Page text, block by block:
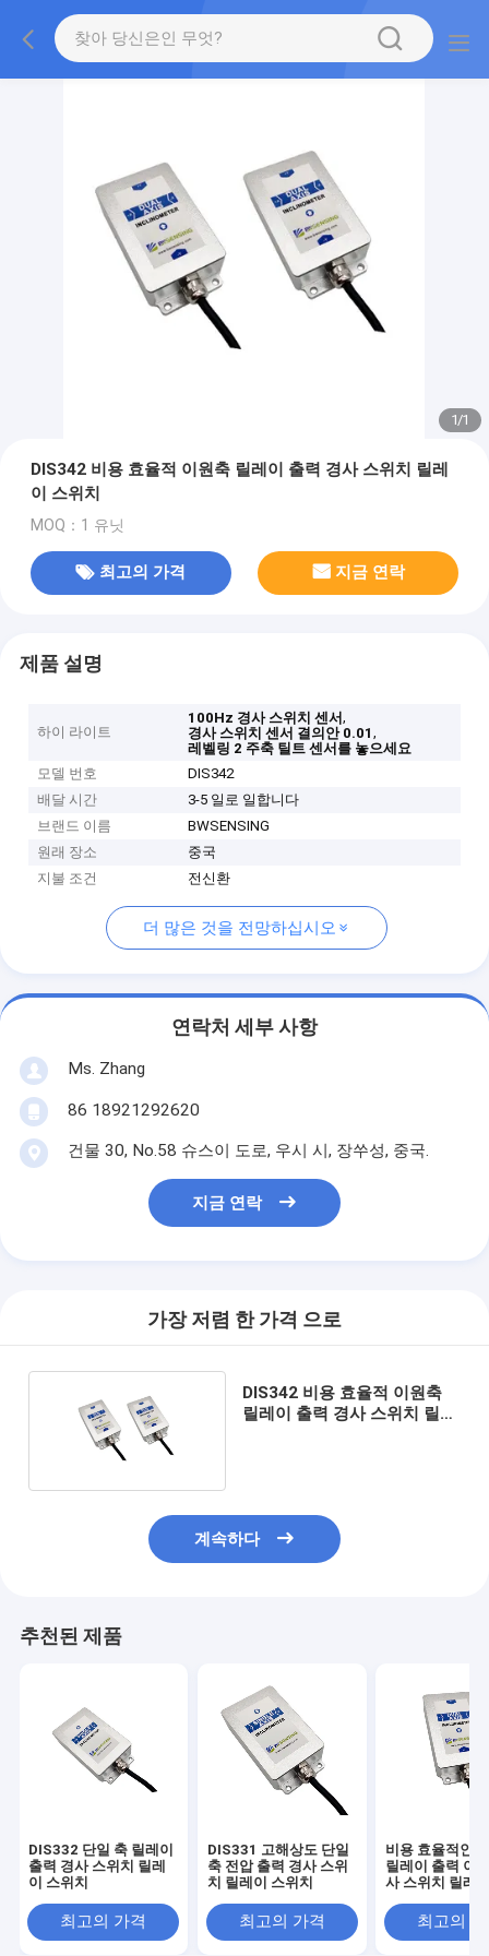
1/1
DIS342 비용 효율적 이원축 릴레이 출력 경사 스위치 릴레
이 스위치
MOQ：1 유닛
최고의 가격 지금 연락
제품 설명
하이 라이트
100Hz 경사 스위치 센서,
경사 스위치 센서 결의안 0.01,
레벨링 2 주축 틸트 센서를 놓으세요
모델 번호
DIS342
배달 시간
3-5 일로 일합니다
브랜드 이름
BWSENSING
원래 장소
중국
지불 조건
전신환
더 많은 것을 전망하십시오
연락처 세부 사항
Ms. Zhang
86 18921292620
건물 30, No.58 슈스이 도로, 우시 시, 장쑤성, 중국.
지금 연락
가장 저렴 한 가격 으로
DIS342 비용 효율적 이원축
릴레이 출력 경사 스위치 릴레
계속하다
추천된 제품
DIS332 단일 축 릴레이
출력 경사 스위치 릴레
이 스위치
최고의 가격
DIS331 고해상도 단일
축 전압 출력 경사 스위
치 릴레이 스위치
최고의 가격
비용 효율적인
릴레이 출력 이
사 스위치 릴레
최고의